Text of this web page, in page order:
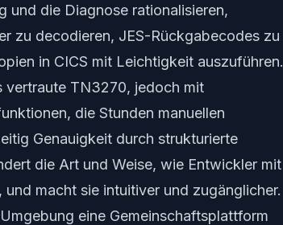
und die Diagnose rationalisieren,
zu decodieren, JES-Rückgabecodes zu
in CICS mit Leichtigkeit auszuführen.
vertraute TN3270, jedoch mit
die Stunden manuellen
Genauigkeit durch strukturierte
die Art und Weise, wie Entwickler mit
macht sie intuitiver und zugänglicher.
eine Gemeinschaftsplattform